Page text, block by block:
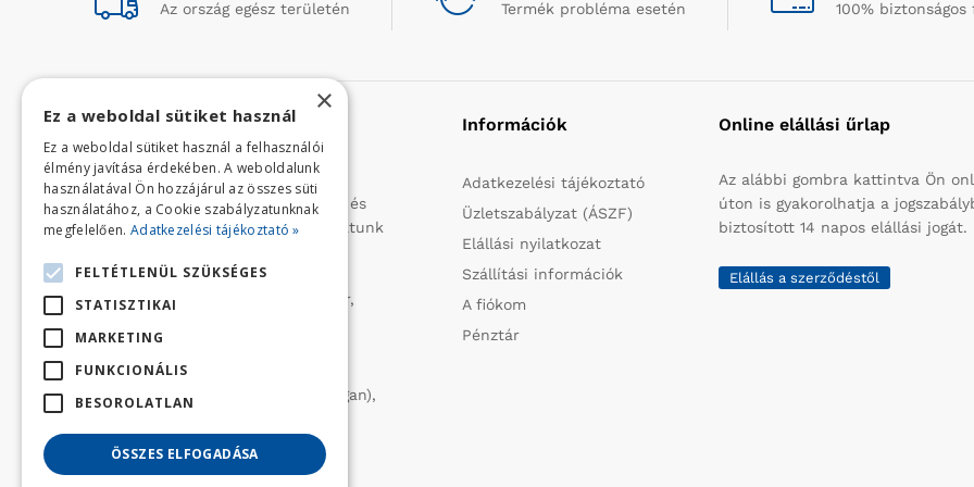
Az ország egész területén Termék probléma esetén 100% biztonságos
Rólunk
Profilunk a mezőgazdasági, kerti
kisgépek és egyéb iparcikkek kis- és
nagykereskedelme. 1991 óta folytatunk
Olaszországból származó
vízszivattyúkat (DAB, Tesla, Leader,
robbanómotoros fűnyírókat kerti
traktorokat (MTD, Husqvarna),
permetezőket (CIFARELLI, Dal Degan),
(LAMINOX) szállítunk be.
Információk
Adatkezelési tájékoztató
Üzletszabályzat (ÁSZF)
Elállási nyilatkozat
Szállítási információk
A fiókom
Pénztár
Online elállási űrlap
Az alábbi gombra kattintva Ön
úton is gyakorolhatja a
biztosított 14 napos elállási jogát.
Elállás a szerződéstől
×
Ez a weboldal sütiket használ
Ez a weboldal sütiket használ a felhasználói
élmény javítása érdekében. A weboldalunk
használatával Ön hozzájárul az összes süti
használatához, a Cookie szabályzatunknak
megfelelően. Adatkezelési tájékoztató »
FELTÉTLENÜL SZÜKSÉGES
STATISZTIKAI
MARKETING
FUNKCIONÁLIS
BESOROLATLAN
ÖSSZES ELFOGADÁSA